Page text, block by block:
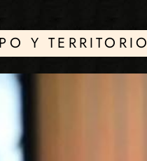
Y TERRITORIO